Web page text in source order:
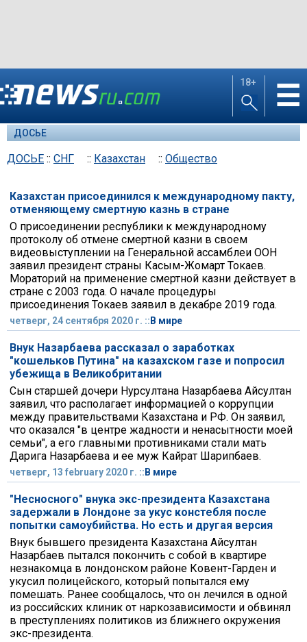
18+ ☰
ДОСЬЕ
ДОСЬЕ :: СНГ :: Казахстан :: Общество
Казахстан присоединился к международному пакту,
отменяющему смертную казнь в стране
О присоединении республики к международному
протоколу об отмене смертной казни в своем
видеовыступлении на Генеральной ассамблеи ООН
заявил президент страны Касым-Жомарт Токаев.
Мораторий на применение смертной казни действует в
стране с 2003 года. О начале процедуры
присоединения Токаев заявил в декабре 2019 года.
четверг, 24 сентября 2020 г. :: В мире
Внук Назарбаева рассказал о заработках
"кошельков Путина" на казахском газе и попросил
убежища в Великобритании
Сын старшей дочери Нурсултана Назарбаева Айсултан
заявил, что располагает информацией о коррупции
между правительствами Казахстана и РФ. Он заявил,
что оказался "в центре жадности и ненасытности моей
семьи", а его главными противниками стали мать
Дарига Назарбаева и ее муж Кайрат Шарипбаев.
четверг, 13 february 2020 г. :: В мире
"Несносного" внука экс-президента Казахстана
задержали в Лондоне за укус констебля после
попытки самоубийства. Но есть и другая версия
Внук бывшего президента Казахстана Айсултан
Назарбаев пытался покончить с собой в квартире
незнакомца в лондонском районе Ковент-Гарден и
укусил полицейского, который попытался ему
помешать. Ранее сообщалось, что он лечился в одной
из российских клиник от наркозависимости и обвинял
в преступлениях политиков из ближнего окружения
экс-президента.